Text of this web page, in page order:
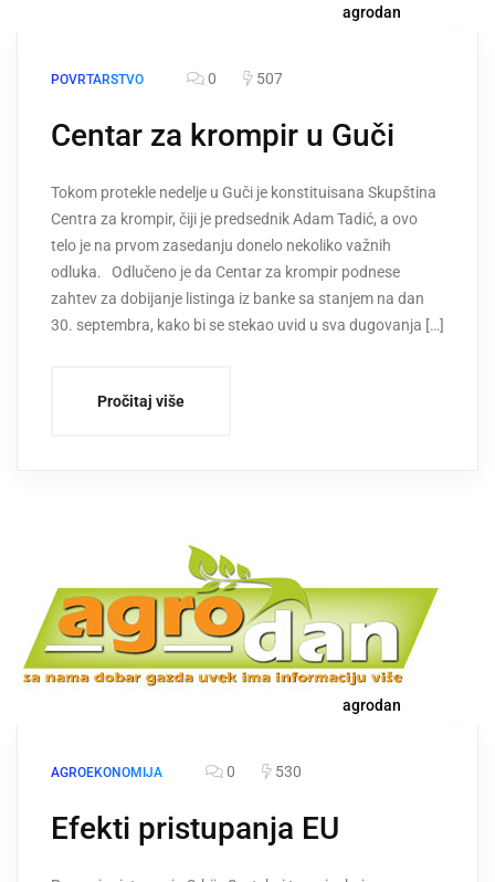
agrodan
POVRTARSTVO 0 507
Centar za krompir u Guči
Tokom protekle nedelje u Guči je konstituisana Skupština
Centra za krompir, čiji je predsednik Adam Tadić, a ovo
telo je na prvom zasedanju donelo nekoliko važnih
odluka. Odlučeno je da Centar za krompir podnese
zahtev za dobijanje listinga iz banke sa stanjem na dan
30. septembra, kako bi se stekao uvid u sva dugovanja […]
Pročitaj više
agrodan
AGROEKONOMIJA 0 530
Efekti pristupanja EU